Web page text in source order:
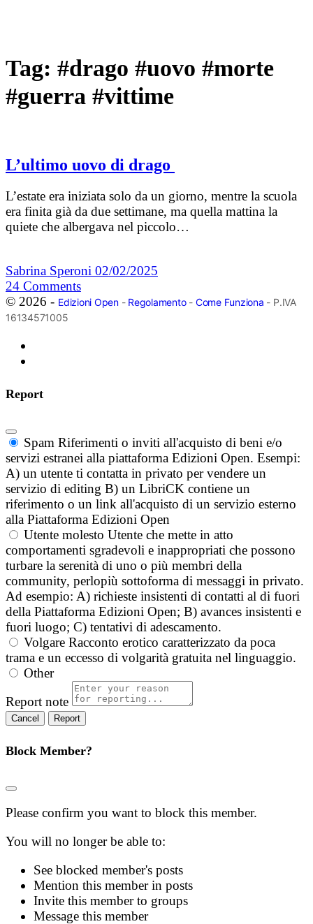
Tag: #drago #uovo #morte
#guerra #vittime
L’ultimo uovo di drago
L’estate era iniziata solo da un giorno, mentre la scuola
era finita già da due settimane, ma quella mattina la
quiete che albergava nel piccolo…
Sabrina Speroni 02/02/2025
24 Comments
© 2026 - Edizioni Open- Regolamento- Come Funziona - P.IVA
16134571005
Report
Spam Riferimenti o inviti all'acquisto di beni e/o
servizi estranei alla piattaforma Edizioni Open. Esempi:
A) un utente ti contatta in privato per vendere un
servizio di editing B) un LibriCK contiene un
riferimento o un link all'acquisto di un servizio esterno
alla Piattaforma Edizioni Open
Utente molesto Utente che mette in atto
comportamenti sgradevoli e inappropriati che possono
turbare la serenità di uno o più membri della
community, perlopiù sottoforma di messaggi in privato.
Ad esempio: A) richieste insistenti di contatti al di fuori
della Piattaforma Edizioni Open; B) avances insistenti e
fuori luogo; C) tentativi di adescamento.
Volgare Racconto erotico caratterizzato da poca
trama e un eccesso di volgarità gratuita nel linguaggio.
Other
Report note
Report
Block Member?
Please confirm you want to block this member.
You will no longer be able to:
See blocked member's posts
Mention this member in posts
Invite this member to groups
Message this member